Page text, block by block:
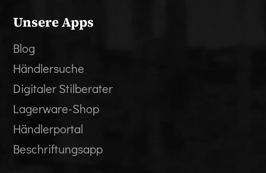
Unsere Apps
Blog
Händlersuche
Digitaler Stilberater
Lagerware-Shop
Händlerportal
Beschriftungsapp